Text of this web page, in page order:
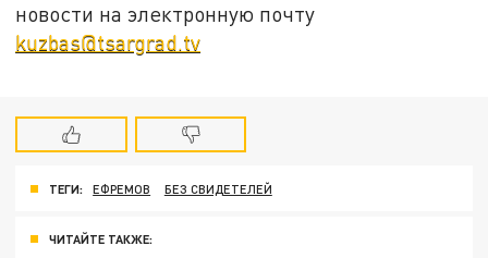
новости на электронную почту
kuzbas@tsargrad.tv
ТЕГИ: ЕФРЕМОВ БЕЗ СВИДЕТЕЛЕЙ
ЧИТАЙТЕ ТАКЖЕ: